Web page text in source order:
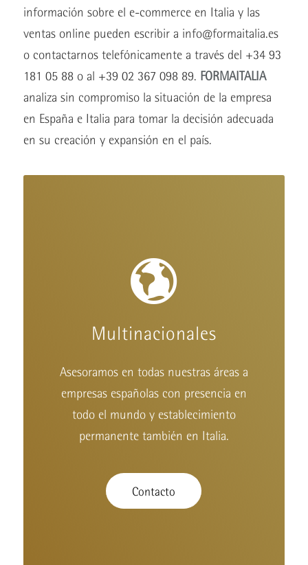
información sobre el e-commerce en Italia y las
ventas online pueden escribir a info@formaitalia.es
o contactarnos telefónicamente a través del +34 93
181 05 88 o al +39 02 367 098 89. FORMAITALIA
analiza sin compromiso la situación de la empresa
en España e Italia para tomar la decisión adecuada
en su creación y expansión en el país.
Multinacionales
Asesoramos en todas nuestras áreas a
empresas españolas con presencia en
todo el mundo y establecimiento
permanente también en Italia.
Contacto